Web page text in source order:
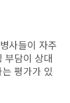
사들이 자주
부담이 상대
평가가 있